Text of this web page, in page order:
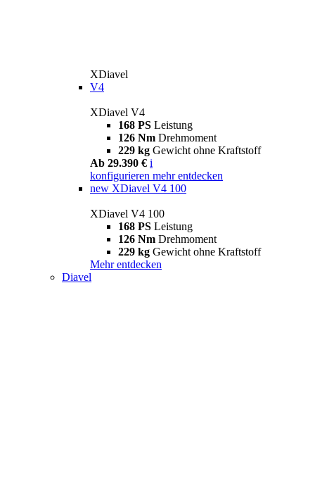
XDiavel
V4
XDiavel V4
168 PS Leistung
126 Nm Drehmoment
229 kg Gewicht ohne Kraftstoff
Ab 29.390 € i
konfigurieren mehr entdecken
new XDiavel V4 100
XDiavel V4 100
168 PS Leistung
126 Nm Drehmoment
229 kg Gewicht ohne Kraftstoff
Mehr entdecken
Diavel